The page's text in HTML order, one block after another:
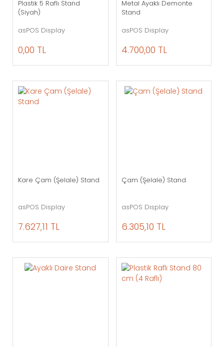
Plastik 5 Raflı Stand
(Siyah)
asPOS Display
0,00 TL
Metal Ayaklı Demonte
Stand
asPOS Display
4.700,00 TL
Kare Çam (Şelale) Stand
asPOS Display
7.627,11 TL
Çam (Şelale) Stand
asPOS Display
6.305,10 TL